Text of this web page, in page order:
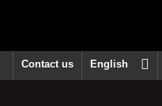
English
Contact us